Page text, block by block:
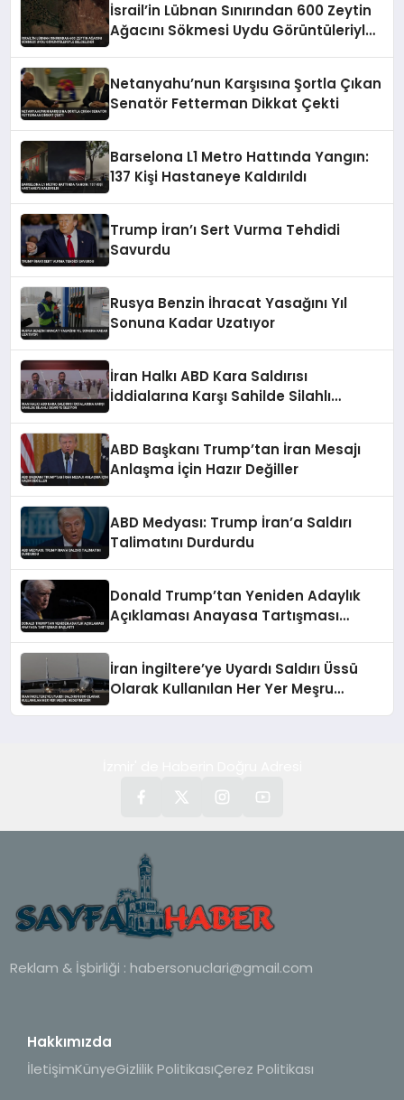
İsrail’in Lübnan Sınırından 600 Zeytin
Ağacını Sökmesi Uydu Görüntüleriyle
Netanyahu’nun Karşısına Şortla Çıkan
Senatör Fetterman Dikkat Çekti
Barselona L1 Metro Hattında Yangın:
137 Kişi Hastaneye Kaldırıldı
Trump İran’ı Sert Vurma Tehdidi
Savurdu
Rusya Benzin İhracat Yasağını Yıl
Sonuna Kadar Uzatıyor
İran Halkı ABD Kara Saldırısı
İddialarına Karşı Sahilde Silahlı
ABD Başkanı Trump’tan İran Mesajı
Anlaşma İçin Hazır Değiller
ABD Medyası: Trump İran’a Saldırı
Talimatını Durdurdu
Donald Trump’tan Yeniden Adaylık
Açıklaması Anayasa Tartışması
İran İngiltere’ye Uyardı Saldırı Üssü
Olarak Kullanılan Her Yer Meşru
Reklam & İşbirliği : habersonuclari@gmail.com
Hakkımızda
İletişimKünyeGizlilik PolitikasıÇerez Politikası